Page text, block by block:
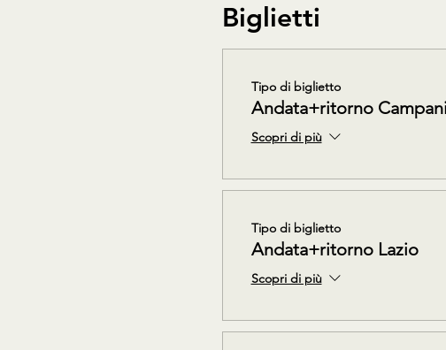
Biglietti
Tipo di biglietto
Andata+ritorno
Scopri di più
Tipo di biglietto
Andata+ritorno Lazio
Scopri di più